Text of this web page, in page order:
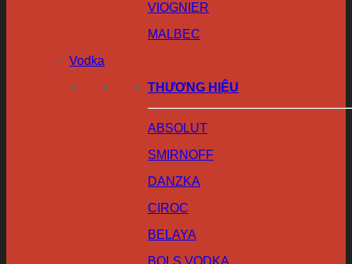
VIOGNIER
MALBEC
Vodka
THƯƠNG HIỆU
ABSOLUT
SMIRNOFF
DANZKA
CIROC
BELAYA